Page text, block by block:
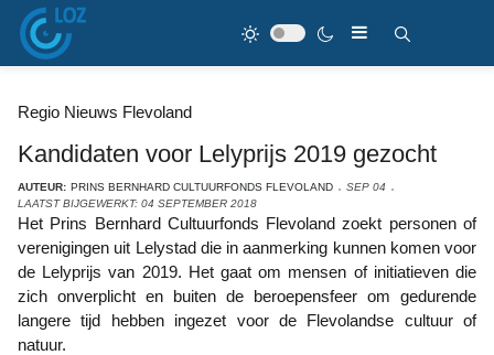
Regio Nieuws Flevoland
Kandidaten voor Lelyprijs 2019 gezocht
AUTEUR: PRINS BERNHARD CULTUURFONDS FLEVOLAND
SEP 04
LAATST BIJGEWERKT: 04 SEPTEMBER 2018
Het Prins Bernhard Cultuurfonds Flevoland zoekt personen of
verenigingen uit Lelystad die in aanmerking kunnen komen voor
de Lelyprijs van 2019. Het gaat om mensen of initiatieven die
zich onverplicht en buiten de beroepensfeer om gedurende
langere tijd hebben ingezet voor de Flevolandse cultuur of
natuur.